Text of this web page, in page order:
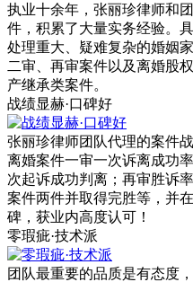
执业十余年，张丽珍律师和
件，积累了大量实务经验。
处理重大、疑难复杂的婚姻
二审、再审案件以及离婚股
产继承类案件。
战绩显赫·口碑好
张丽珍律师团队代理的案件
离婚案件一审一次诉离成功
次起诉成功判离；再审胜诉
案件两件并取得完胜等，并
碑，获业内高度认可！
零瑕疵·技术派
团队最重要的品质是有态度